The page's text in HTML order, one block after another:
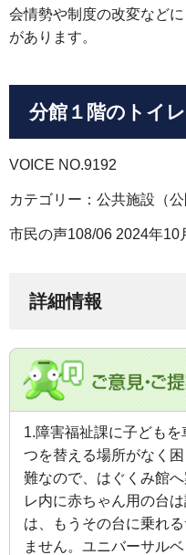
会情勢や制度の改変など
があります。
分館１階のトイ
VOICE NO.9192
カテゴリー：公共施設（
市民の声108/06 2024年10
詳細情報
1.障害福祉課に子ども
つを替える場所がなく
難なので、はぐくみ館
レ内に赤ちゃん用の台
は、もうその台に乗れ
ません。ユニバーサル